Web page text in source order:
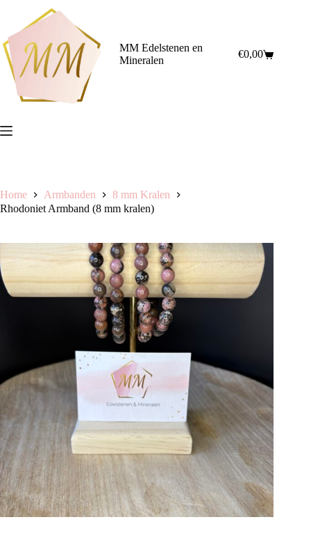
inhoud
MM Edelstenen en
Mineralen
Winkelwagen
€0,00
Home Armbanden
8 mm Kralen
Rhodoniet Armband (8 mm kralen)